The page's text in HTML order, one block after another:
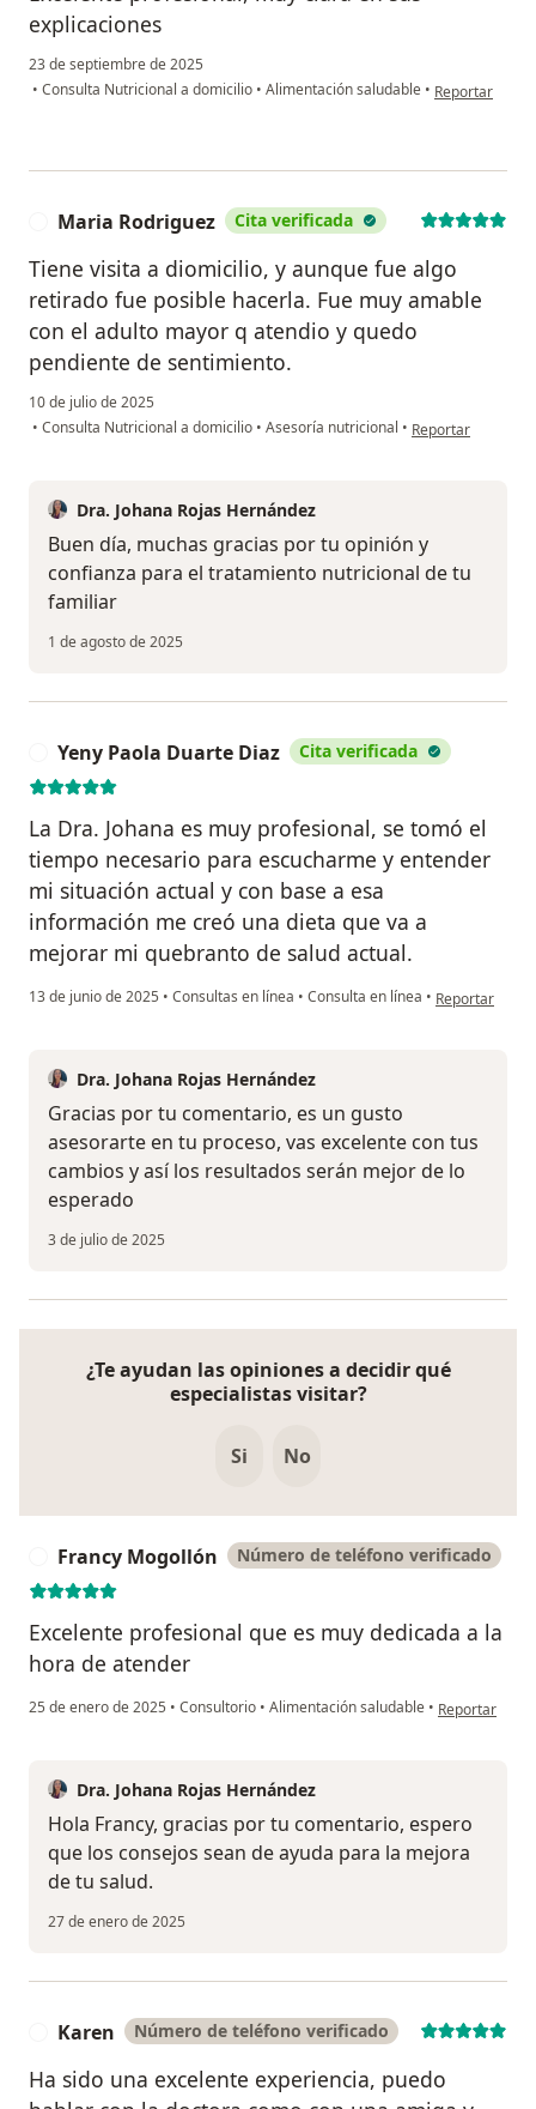
explicaciones
23 de septiembre de 2025
• Consulta Nutricional a domicilio • Alimentación saludable • en opinión del
Reportar
Maria Rodriguez Cita verificada
Tiene visita a diomicilio, y aunque fue algo
retirado fue posible hacerla. Fue muy amable
con el adulto mayor q atendio y quedo
pendiente de sentimiento.
10 de julio de 2025
• Consulta Nutricional a domicilio • Asesoría nutricional • en opinión del
Reportar
Dra. Johana Rojas Hernández
Buen día, muchas gracias por tu opinión y
confianza para el tratamiento nutricional de tu
familiar
1 de agosto de 2025
Yeny Paola Duarte Diaz Cita verificada
La Dra. Johana es muy profesional, se tomó el
tiempo necesario para escucharme y entender
mi situación actual y con base a esa
información me creó una dieta que va a
mejorar mi quebranto de salud actual.
13 de junio de 2025 • Consultas en línea • Consulta en línea • en opinión del
Reportar
Dra. Johana Rojas Hernández
Gracias por tu comentario, es un gusto
asesorarte en tu proceso, vas excelente con tus
cambios y así los resultados serán mejor de lo
esperado
3 de julio de 2025
¿Te ayudan las opiniones a decidir qué
especialistas visitar?
Si No
Francy Mogollón Número de teléfono verificado
Excelente profesional que es muy dedicada a la
hora de atender
25 de enero de 2025 • Consultorio • Alimentación saludable • en opinión
Reportar
Dra. Johana Rojas Hernández
Hola Francy, gracias por tu comentario, espero
que los consejos sean de ayuda para la mejora
de tu salud.
27 de enero de 2025
Karen Número de teléfono verificado
Ha sido una excelente experiencia, puedo